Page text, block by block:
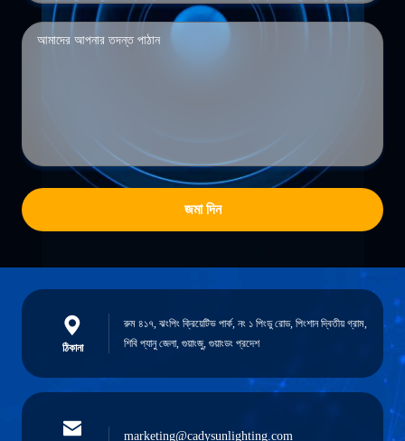
জমা দিন
ঠিকানা
রুম ৪১৭, ঝংপিং ক্রিয়েটিভ পার্ক, নং ১ পিংডু রোড, পিংশান দ্বিতীয় গ্রাম,
শিবি প্যানু জেলা, গুয়াংজু, গুয়াংডং প্রদেশ
marketing@cadysunlighting.com